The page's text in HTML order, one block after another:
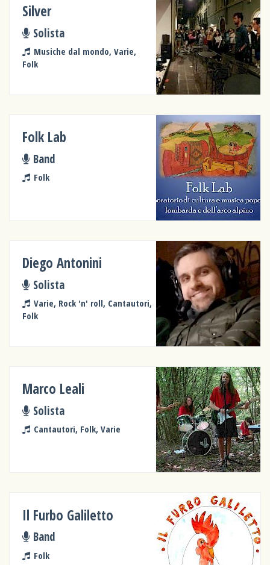
Silver
Solista
Musiche dal mondo, Varie,
Folk
Folk Lab
Band
Folk
Diego Antonini
Solista
Varie, Rock 'n' roll, Cantautori,
Folk
Marco Leali
Solista
Cantautori, Folk, Varie
Il Furbo Galiletto
Band
Folk